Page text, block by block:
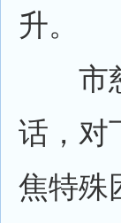
升。
市慈
话，对
焦特殊